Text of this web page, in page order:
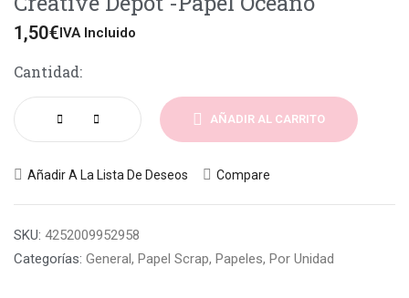
1,50€IVA Incluido
Cantidad:
AÑADIR AL CARRITO
Añadir A La Lista De Deseos Compare
SKU: 4252009952958
Categorías: General, Papel Scrap, Papeles, Por Unidad